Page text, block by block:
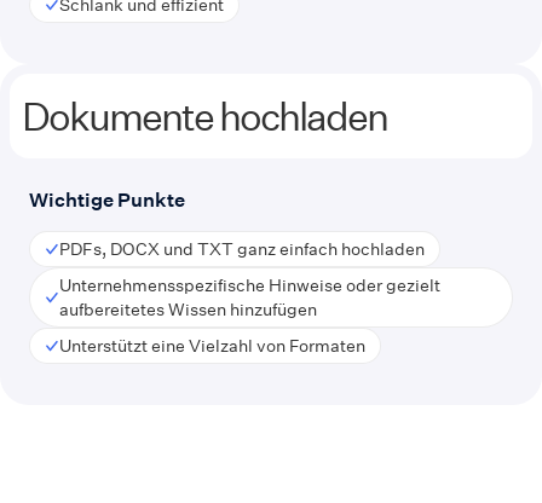
Dokumente hochladen
Wichtige Punkte
PDFs, DOCX und TXT ganz einfach hochladen
Unternehmensspezifische Hinweise oder gezielt
aufbereitetes Wissen hinzufügen
Unterstützt eine Vielzahl von Formaten